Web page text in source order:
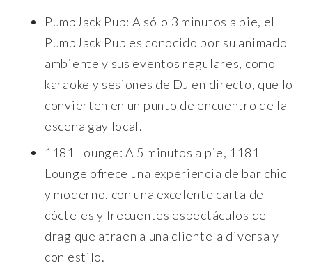
PumpJack Pub: A sólo 3 minutos a pie, el
PumpJack Pub es conocido por su animado
ambiente y sus eventos regulares, como
karaoke y sesiones de DJ en directo, que lo
convierten en un punto de encuentro de la
escena gay local.
1181 Lounge: A 5 minutos a pie, 1181
Lounge ofrece una experiencia de bar chic
y moderno, con una excelente carta de
cócteles y frecuentes espectáculos de
drag que atraen a una clientela diversa y
con estilo.